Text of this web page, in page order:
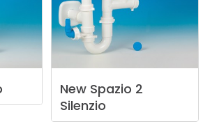
New Spazio 2
Silenzio